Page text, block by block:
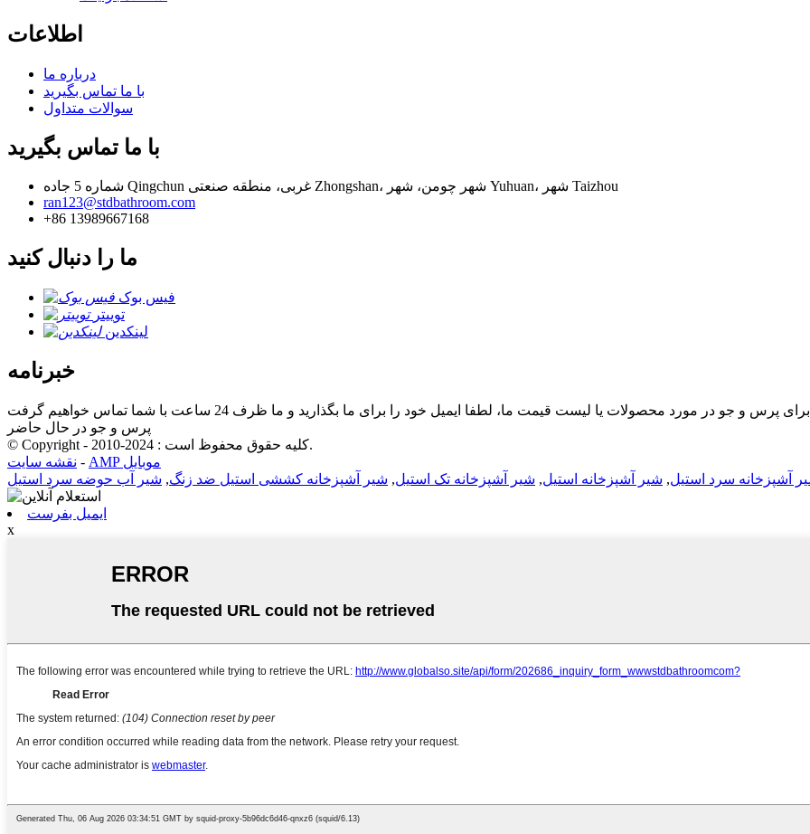
اطلاعات
درباره ما
با ما تماس بگیرید
سوالات متداول
با ما تماس بگیرید
شماره 5 جاده Qingchun غربی، منطقه صنعتی Zhongshan، شهر چومن، شهر Yuhuan، شهر Taizhou
ran123@stdbathroom.com
+86 13989667168
ما را دنبال کنید
فیس بوک
توییتر
لینکدین
خبرنامه
پرس و جو در حال حاضر
© Copyright - 2010-2024 : کلیه حقوق محفوظ است.
نقشه سایت -
AMP موبایل
آشپزخانه سرد استیل, شیر آشپزخانه استیل, شیر آشپزخانه تک استیل, شیر آشپزخانه کششی استیل ضد زنگ, شیر آب حوضه سرد استیل
ایمیل بفرست
x